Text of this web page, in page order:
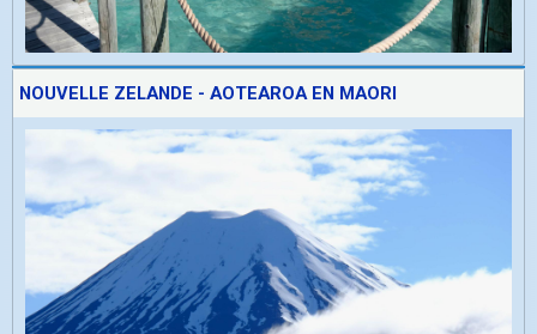
NOUVELLE ZELANDE - AOTEAROA EN MAORI